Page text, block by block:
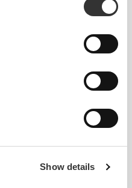
Show details
15%
Λάτε - Έξτρα Καφεΐνη 400 g